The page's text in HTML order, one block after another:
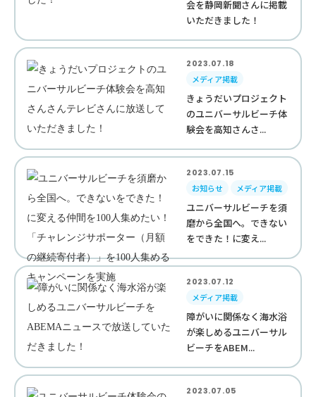
会を静岡新聞さんに掲載
いただきました！
2023.07.18
メディア掲載
きょうだいプロジェクト
のユニバーサルビーチ体
験会を高知さんさ...
2023.07.15
お知らせ
メディア掲載
ユニバーサルビーチを須
磨から全国へ。できない
をできた！に変え...
2023.07.12
メディア掲載
障がいに関係なく海水浴
が楽しめるユニバーサル
ビーチをABEM...
2023.07.05